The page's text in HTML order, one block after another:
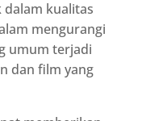
kualitas
mengurangi
umum terjadi
dan film yang